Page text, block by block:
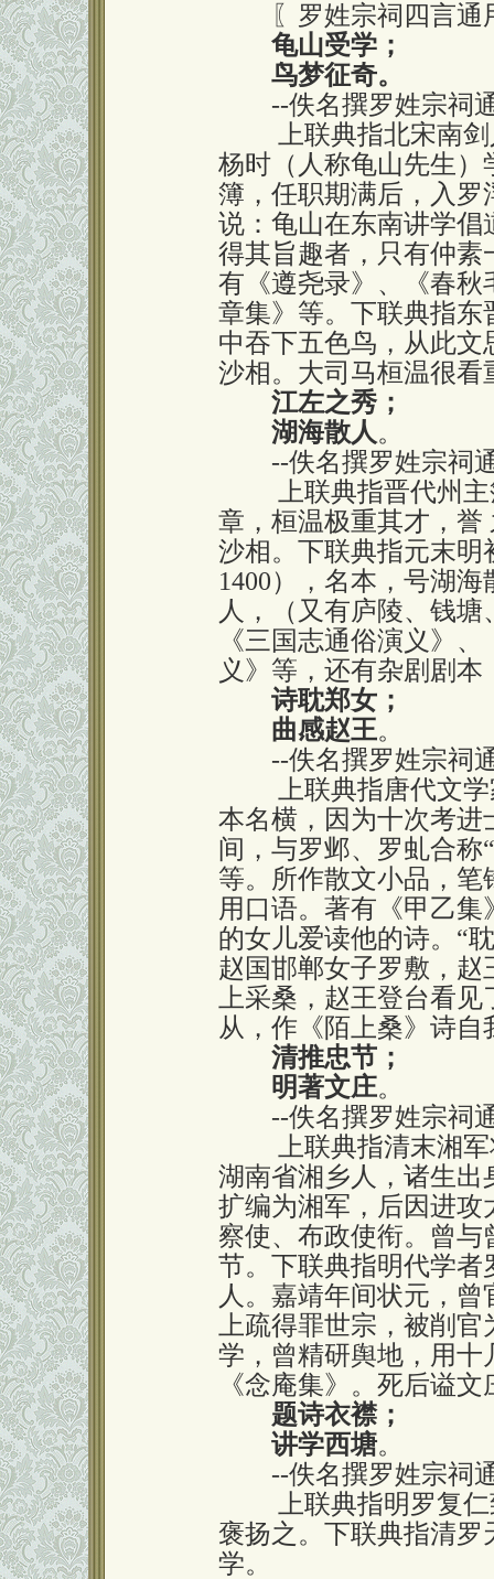
〖罗姓宗祠四言通
龟山受学；
鸟梦征奇。
--佚名撰罗姓宗祠
上联典指北宋南剑
杨时（人称龟山先生
簿，任职期满后，入
说：龟山在东南讲学
得其旨趣者，只有仲素
有《遵尧录》、《春
章集》等。下联典指
中吞下五色鸟，从此
沙相。大司马桓温很
江左之秀；
湖海散人。
--佚名撰罗姓宗祠
上联典指晋代州主
章，桓温极重其才，誉
沙相。下联典指元末明
1400），名本，号湖
人，（又有庐陵、钱
《三国志通俗演义》
义》等，还有杂剧剧
诗耽郑女；
曲感赵王。
--佚名撰罗姓宗祠
上联典指唐代文学
本名横，因为十次考
间，与罗邺、罗虬合称
等。所作散文小品，
用口语。著有《甲乙
的女儿爱读他的诗。“
赵国邯郸女子罗敷，
上采桑，赵王登台看
从，作《陌上桑》诗
清推忠节；
明著文庄。
--佚名撰罗姓宗祠
上联典指清末湘军
湖南省湘乡人，诸生
扩编为湘军，后因进
察使、布政使衔。曾
节。下联典指明代学
人。嘉靖年间状元，
上疏得罪世宗，被削
学，曾精研舆地，用
《念庵集》。死后谥文
题诗衣襟；
讲学西塘。
--佚名撰罗姓宗祠
上联典指明罗复仁
褒扬之。下联典指清
学。